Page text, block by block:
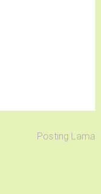
Posting Lama